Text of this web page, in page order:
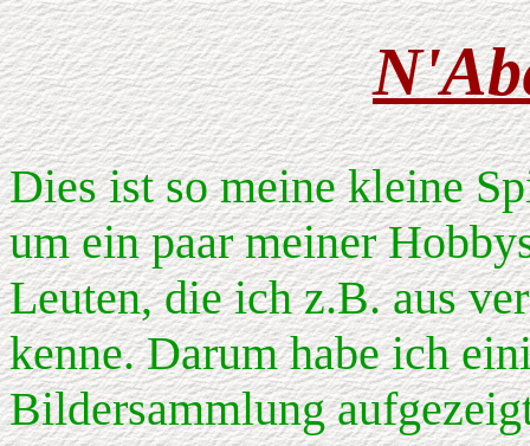
Dies ist so meine kleine
um ein paar meiner
Leuten, die ich z.B. aus
kenne. Darum habe ich
Bildersammlung